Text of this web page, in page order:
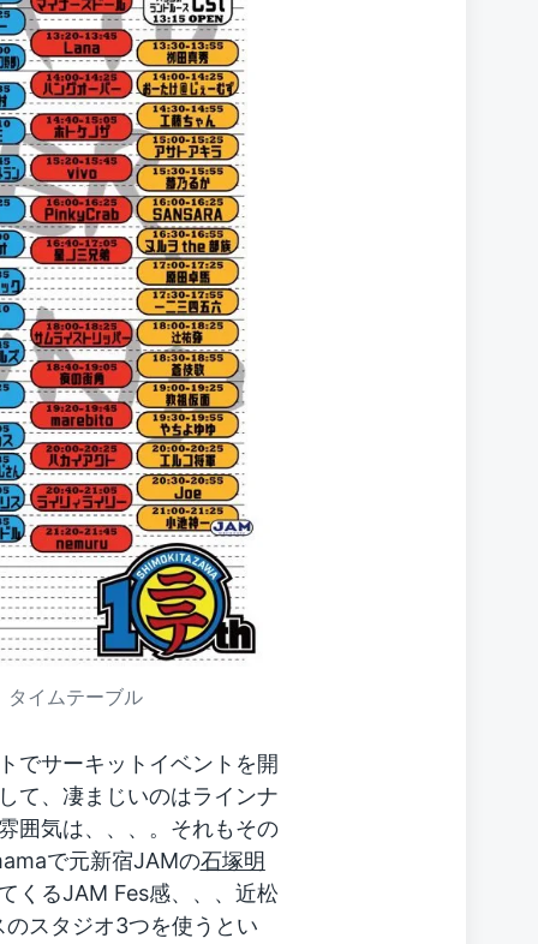
イムテーブル
でサーキットイベントを開
て、凄まじいのはラインナ
囲気は、、、。それもその
で元新宿JAMの石塚明
くるJAM Fes感、、、近松
スタジオ3つを使うとい